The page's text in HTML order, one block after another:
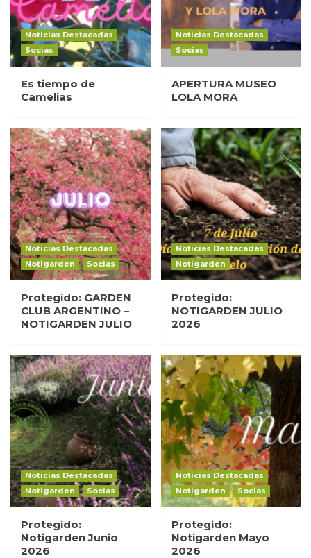
Noticias Destacadas
Socias
Es tiempo de
Camelias
Noticias Destacadas
Socias
APERTURA MUSEO
LOLA MORA
Noticias Destacadas
Notigarden
Socias
Protegido: GARDEN
CLUB ARGENTINO –
NOTIGARDEN JULIO
Noticias Destacadas
Notigarden
Protegido:
NOTIGARDEN JULIO
2026
Noticias Destacadas
Notigarden
Socias
Protegido:
Notigarden Junio
2026
Noticias Destacadas
Notigarden
Socias
Protegido:
Notigarden Mayo
2026